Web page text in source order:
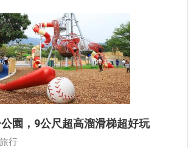
園，9公尺超高溜滑梯超好玩
行